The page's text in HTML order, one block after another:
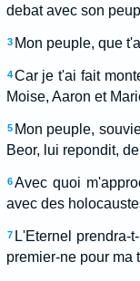
debat avec son
3 Mon peuple, que
4 Car je t'ai fait
Moise, Aaron et
5 Mon peuple,
Beor, lui repondit,
6 Avec quoi
avec des
7 L'Eternel
premier-ne pour ma